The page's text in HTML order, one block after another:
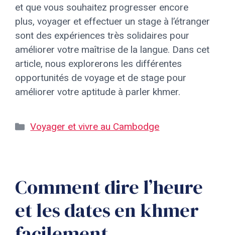
et que vous souhaitez progresser encore
plus, voyager et effectuer un stage à l’étranger
sont des expériences très solidaires pour
améliorer votre maîtrise de la langue. Dans cet
article, nous explorerons les différentes
opportunités de voyage et de stage pour
améliorer votre aptitude à parler khmer.
Catégories
Voyager et vivre au Cambodge
Comment dire l’heure
et les dates en khmer